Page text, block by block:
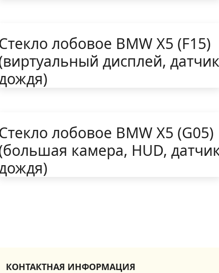
лобовое BMW X5 (F15)
дисплей, датчик
лобовое BMW X5 (G05)
камера, HUD,
КОНТАКТНАЯ ИНФОРМАЦИЯ